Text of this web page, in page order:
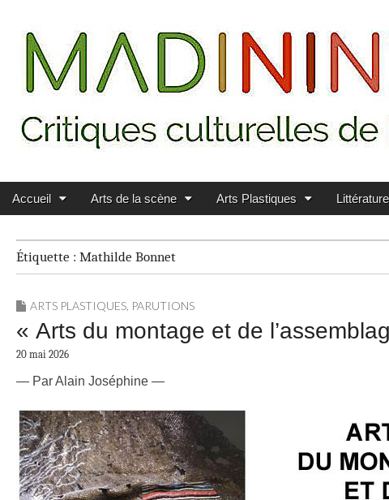
MADININ'ART
Main menu
Skip to content
Accueil Arts de la scène Arts Plastiques
Étiquette : Mathilde Bonnet
ARTS PLASTIQUES PARUTIONS
« Arts du montage et de
20 mai 2026
— Par Alain Joséphine —